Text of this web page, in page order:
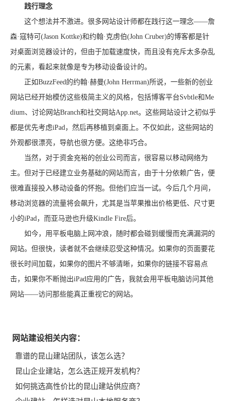
践行理念
这个想法并不激进。很多网站设计师都在践行这一理念——詹
森·寇特可(Jason Kottke)和约翰·克虏伯(John Cruber)的博客都是针
对桌面浏览器设计的，但由于加载速度快，而且没有充斥太多杂乱
的元素，看起来就像是专为移动设备设计的。
正如BuzzFeed的约翰·赫曼(John Herrman)所说，一些新的创业
网站已经开始模仿这些极简主义的风格，包括博客平台Svbtle和Me
dium、讨论网站Branch和社交网站App.net。这些网站设计之初似乎
都是优先考虑iPad，然后再移植到桌面上。不仅如此，这些网站的
外观都很漂亮，导航也很方便。这绝非巧合。
当然，对于资金充裕的创业公司而言，很容易以移动网络为
主。但对于已经建立业务基础的网站而言，由于十分依赖广告，便
很难直接投入移动设备的怀抱。但他们应当一试。今后几个月间，
移动浏览器的流量将会飙升，尤其是当苹果推出价格更低、尺寸更
小的iPad，而亚马逊也升级Kindle Fire后。
如今，用平板电脑上网冲浪，随时都会碰到缓慢而充满漏洞的
网站。但很快，读者就不会继续忍受这种情况。如果你的页面要花
很长时间加载，如果你的图片不够清晰，如果你的链接不容易点
击，如果你不断抛出iPad应用的广告，我就会用平板电脑访问其他
网站——访问那些能真正重视它的网站。
网站建设相关内容：
靠谱的昆山建站团队，该怎么选？
昆山企业建站，怎么选正规开发机构？
如何挑选高性价比的昆山建站供应商？